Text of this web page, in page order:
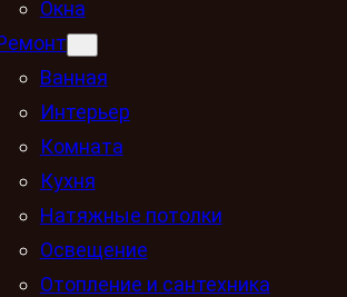
Окна
Ванная
Интерьер
Комната
Кухня
Натяжные потолки
Освещение
Отопление и сантехника